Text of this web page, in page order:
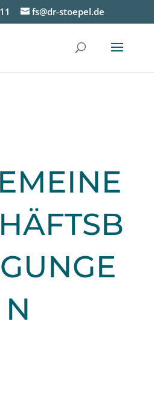
fs@dr-stoepel.de
N